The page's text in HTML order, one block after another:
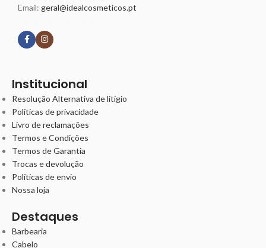
Email: geral@idealcosmeticos.pt
Institucional
Resolução Alternativa de litígio
Políticas de privacidade
Livro de reclamações
Termos e Condições
Termos de Garantia
Trocas e devolução
Políticas de envio
Nossa loja
Destaques
Barbearia
Cabelo